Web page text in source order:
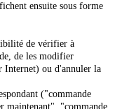
ensuite sous forme
de vérifier à
de les modifier
Internet) ou d'annuler la
("commande
maintenant", "commande